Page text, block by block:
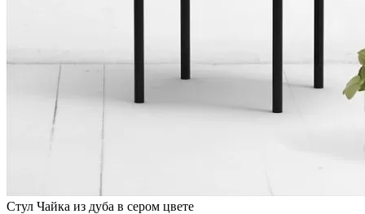
Стул Чайка из дуба в сером цвете